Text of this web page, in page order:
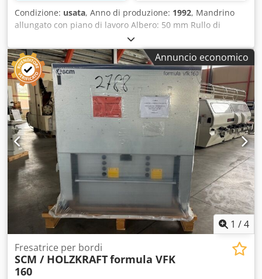
Condizione: usata, Anno di produzione: 1992, Mandrino
allungato con piano di lavoro Albero: 50 mm Rullo di
traino: 3 rulli Elemento di serraggio dell'attuatore di
azionamento da riparare Crodezqg Rzjpfx Adrjf Venduto
nello stato in cui si trova.
Annuncio economico
1 /4
Fresatrice per bordi
SCM / HOLZKRAFTformula VFK
160